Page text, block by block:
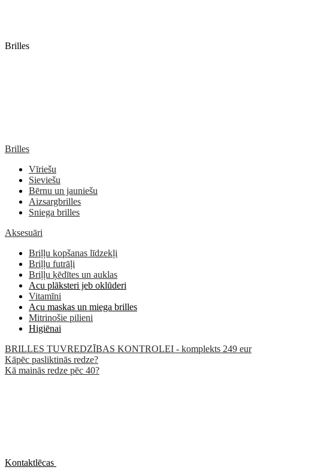
Brilles
Brilles
Vīriešu
Sieviešu
Bērnu un jauniešu
Aizsargbrilles
Sniega brilles
Aksesuāri
Briļļu kopšanas līdzekļi
Briļļu futrāļi
Briļļu ķēdītes un auklas
Acu plāksteri jeb oklūderi
Vitamīni
Acu maskas un miega brilles
Mitrinošie pilieni
Higiēnai
BRILLES TUVREDZĪBAS KONTROLEI - komplekts 249 eur
Kāpēc pasliktinās redze?
Kā mainās redze pēc 40?
Kontaktlēcas